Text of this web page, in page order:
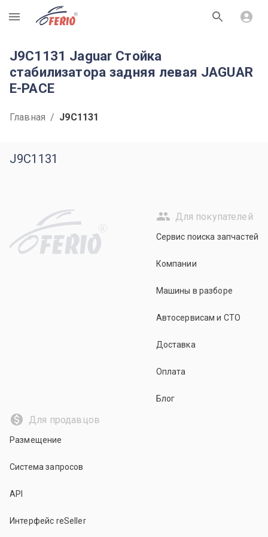
R
J9C1131 Jaguar Стойка
стабилизатора задняя левая JAGUAR
E-PACE
Главная / J9C1131
J9C1131
R
Для покупателей
Сервис поиска запчастей
Компании
Машины в разборе
Автосервисам и СТО
Доставка
Оплата
Блог
Для продавцов
Размещение
Система запросов
API
Интерфейс reSeller